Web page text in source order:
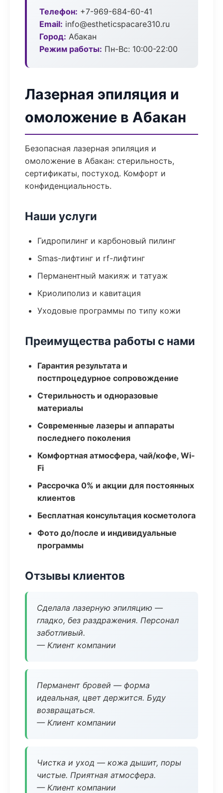
Телефон: +7-969-684-60-41
Email: info@estheticspacare310.ru
Город: Абакан
Режим работы: Пн-Вс: 10:00-22:00
Лазерная эпиляция и
омоложение в Абакан
Безопасная лазерная эпиляция и
омоложение в Абакан: стерильность,
сертификаты, постуход. Комфорт и
конфиденциальность.
Наши услуги
Гидропилинг и карбоновый пилинг
Smas-лифтинг и rf-лифтинг
Перманентный макияж и татуаж
Криолиполиз и кавитация
Уходовые программы по типу кожи
Преимущества работы с нами
Гарантия результата и
постпроцедурное сопровождение
Стерильность и одноразовые
материалы
Современные лазеры и аппараты
последнего поколения
Комфортная атмосфера, чай/кофе, Wi-
Fi
Рассрочка 0% и акции для постоянных
клиентов
Бесплатная консультация косметолога
Фото до/после и индивидуальные
программы
Отзывы клиентов
Сделала лазерную эпиляцию —
гладко, без раздражения. Персонал
заботливый.
— Клиент компании
Перманент бровей — форма
идеальная, цвет держится. Буду
возвращаться.
— Клиент компании
Чистка и уход — кожа дышит, поры
чистые. Приятная атмосфера.
— Клиент компании